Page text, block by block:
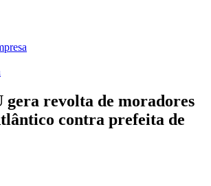
revolta de moradores
contra prefeita de